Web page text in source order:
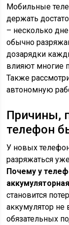
Мобильные
держать
– несколько
обычно
дозарядки
влияют многие
Также
автономную
Причины,
телефон
У новых
разряжаться
Почему у
становится
аккумулятор
обязательных